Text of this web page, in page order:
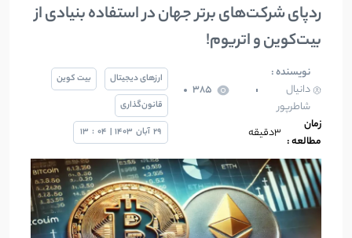
ردپای شرکت‌های برتر جهان در استفاده بنیادی از
بیت‌کوین و اتریوم!
نویسنده :
دانیال
شاطرپور
385
زمان
مطالعه :
3دقیقه
ارزهای دیجیتال
بیت کوین
قانون‌گذاری
29 آبان 1403
|
04
:
13